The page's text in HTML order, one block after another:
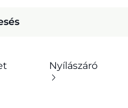
Nyílászáró